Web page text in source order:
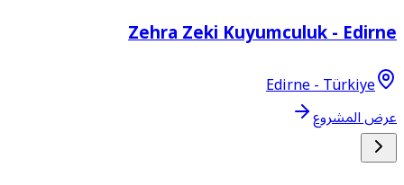
Zehra Zeki Kuyumculuk -
Edirne - Türkiye
المشروع